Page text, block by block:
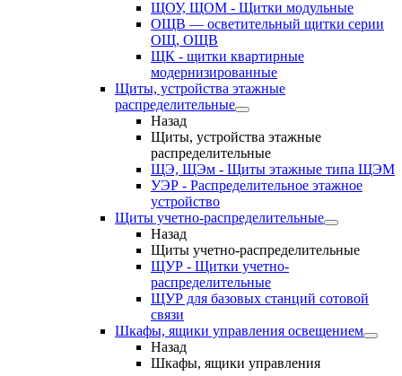
ЩОУ, ЩОМ - Щитки модульные
ОЩВ — осветительный щитки серии
ОЩ, ОЩВ
ЩК - щитки квартирные
модернизированные
Щиты, устройства этажные
распределительные
Назад
Щиты, устройства этажные
распределительные
ЩЭ, ЩЭм - Щиты этажные типа ЩЭМ
УЭР - Распределительное этажное
устройство
Щиты учетно-распределительные
Назад
Щиты учетно-распределительные
ЩУР - Щитки учетно-
распределительные
ЩУР для базовых станций сотовой
связи
Шкафы, ящики управления освещением
Назад
Шкафы, ящики управления